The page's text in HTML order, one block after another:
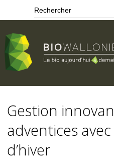
contenu
principal
Gestion
adventices
d’hiver